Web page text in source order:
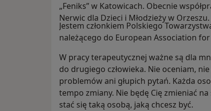
„Feniks” w Katowicach. Obecnie
Nerwic dla Dzieci i Młodzieży w Orzeszu.
Jestem członkiem Polskiego
należącego do European Association
W pracy terapeutycznej ważne są dla
do drugiego człowieka. Nie oceniam,
problemów ani głupich pytań. Każda
tempo zmiany. Nie będę Cię zmieniać
stać się taką osobą, jaką chcesz być.